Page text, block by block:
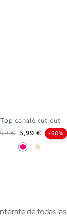
AÑADIR A MI CESTA
Top canalé cut out
base
€ Precio
5,99 € -50%
FucsiaArena
de todas